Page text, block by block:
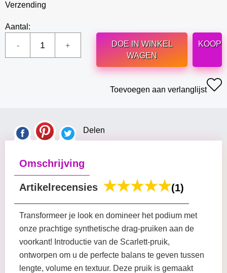
Verzending
Aantal:
DOE IN WINKEL
WAGEN
KOOP
Toevoegen aan verlanglijst
Delen
Omschrijving
Artikelrecensies (1)
Transformeer je look en domineer het podium met
onze prachtige synthetische drag-pruiken aan de
voorkant! Introductie van de Scarlett-pruik,
ontworpen om u de perfecte balans te geven tussen
lengte, volume en textuur. Deze pruik is gemaakt